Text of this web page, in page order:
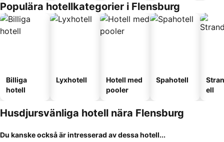
Populära hotellkategorier i Flensburg
Billiga
hotell
Lyxhotell
Hotell med
pooler
Spahotell
ell
Husdjursvänliga hotell nära Flensburg
Du kanske också är intresserad av dessa hotell...